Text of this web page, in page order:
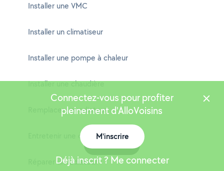
Installer une VMC
Installer un climatiseur
Installer une pompe à chaleur
Installer une chaudière
Remplacer un radiateur
Entretenir une climatisation
Réparer un radiateur
Connectez-vous pour profiter
pleinement d'AlloVoisins
M'inscrire
Déjà inscrit ? Me connecter